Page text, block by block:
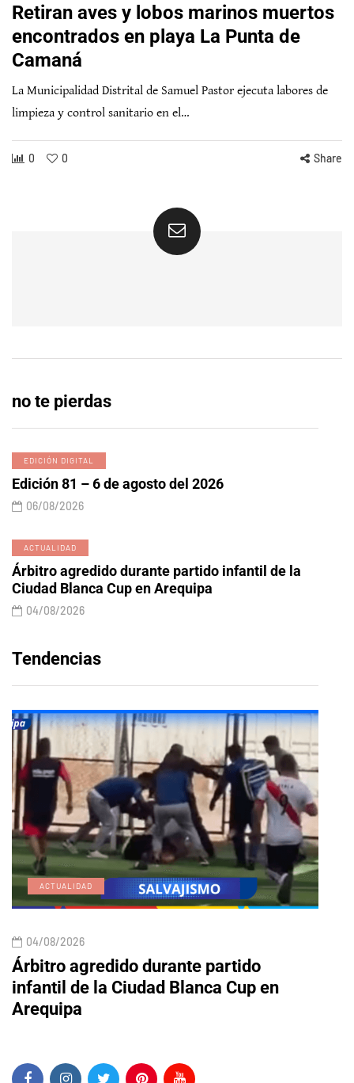
Retiran aves y lobos marinos muertos
encontrados en playa La Punta de
Camaná
La Municipalidad Distrital de Samuel Pastor ejecuta labores de
limpieza y control sanitario en el…
0 0 Share
no te pierdas
EDICIÓN DIGITAL
Edición 81 – 6 de agosto del 2026
06/08/2026
ACTUALIDAD
Árbitro agredido durante partido infantil de la
Ciudad Blanca Cup en Arequipa
04/08/2026
Tendencias
ACTUALIDAD
04/08/2026
Árbitro agredido durante partido
infantil de la Ciudad Blanca Cup en
Arequipa